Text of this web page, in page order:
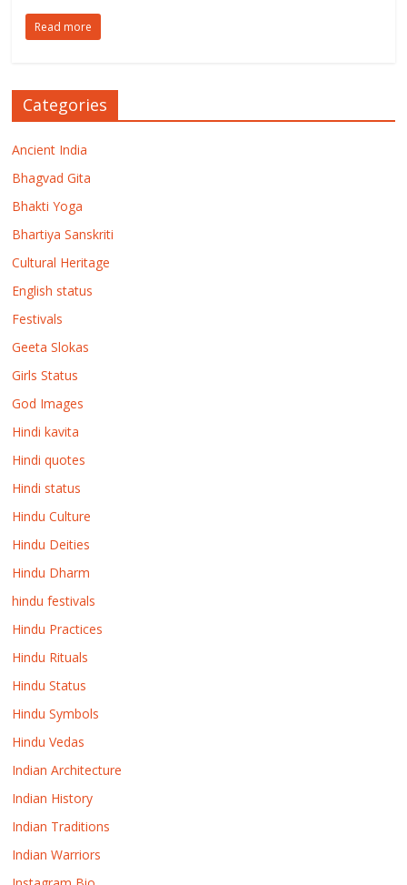
Read more
Categories
Ancient India
Bhagvad Gita
Bhakti Yoga
Bhartiya Sanskriti
Cultural Heritage
English status
Festivals
Geeta Slokas
Girls Status
God Images
Hindi kavita
Hindi quotes
Hindi status
Hindu Culture
Hindu Deities
Hindu Dharm
hindu festivals
Hindu Practices
Hindu Rituals
Hindu Status
Hindu Symbols
Hindu Vedas
Indian Architecture
Indian History
Indian Traditions
Indian Warriors